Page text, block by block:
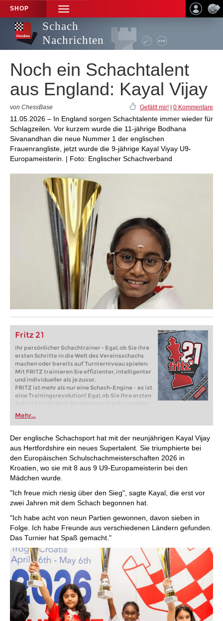
SHOP
TOGGLE
NAVIGATION
Schach
Nachrichten
Noch ein Schachtalent
aus England: Kayal Vijay
von ChessBase Gefällt mir! 0 Kommentare
11.05.2026 – In England sorgen Schachtalente immer wieder für
Schlagzeilen. Vor kurzem wurde die 11-jährige Bodhana
Sivanandhan die neue Nummer 1 der englischen
Frauenrangliste, jetzt wurde die 9-jährige Kayal Viyay U9-
Europameisterin. | Foto: Englischer Schachverband
Fritz 21
Ihr persönlicher Schachtrainer - Egal, ob Sie Ihre
ersten Schritte in die Welt des Vereinsschachs
machen oder bereits auf Turnierniveau spielen:
Mit FRITZ trainieren Sie effizienter, intelligenter
und individueller als je zuvor.
FRITZ ist mehr als nur eine Schach-Engine – es ist
eine Trainingsrevolution! Egal, ob Sie Ihre ersten
Schritte in die Welt des Vereinsschachs machen
oder bereits auf Turnierniveau spielen: Mit
FRITZ trainieren Sie effizienter, intelligenter und
individueller als je zuvor.
Mehr...
Der englische Schachsport hat mit der neunjährigen Kayal Vijay
aus Hertfordshire ein neues Supertalent. Sie triumphierte bei
den Europäischen Schulschachmeisterschaften 2026 in
Kroatien, wo sie mit 8 aus 9 U9-Europameisterin bei den
Mädchen wurde.
"Ich freue mich riesig über den Sieg", sagte Kayal, die erst vor
zwei Jahren mit dem Schach begonnen hat.
"Ich habe acht von neun Partien gewonnen, davon sieben in
Folge. Ich habe Freunde aus verschiedenen Ländern gefunden.
Das Turnier hat Spaß gemacht."